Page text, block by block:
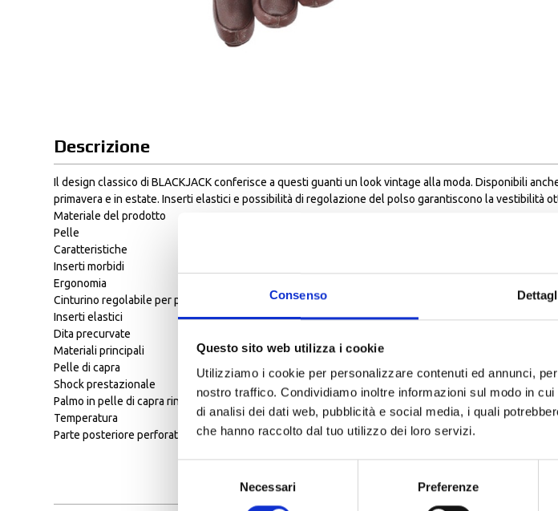
Consenso
Questo sito web utilizza i cookie
Utilizziamo i cookie per personalizzare contenuti ed annunci,
nostro traffico. Condividiamo inoltre informazioni sul modo in
di analisi dei dati web, pubblicità e social media, i quali
che hanno raccolto dal tuo utilizzo dei loro servizi.
consenso
Necessari Preferenze
Descrizione
Il design classico di BLACKJACK conferisce a questi guanti un look vintage alla moda. Disponibili
primavera e in estate. Inserti elastici e possibilità di regolazione del polso garantiscono la vestibilità
Materiale del prodotto
Pelle
Caratteristiche
Inserti morbidi
Ergonomia
Cinturino regolabile per polsini
Inserti elastici
Dita precurvate
Materiali principali
Pelle di capra
Shock prestazionale
Palmo in pelle di capra rinforzata
Temperatura
Parte posteriore perforata
ALTRI